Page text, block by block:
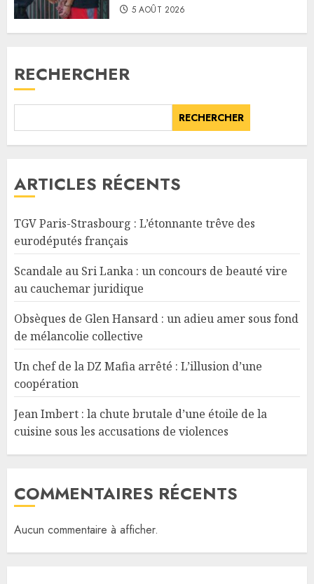
5 AOÛT 2026
RECHERCHER
RECHERCHER
ARTICLES RÉCENTS
TGV Paris-Strasbourg : L’étonnante trêve des
eurodéputés français
Scandale au Sri Lanka : un concours de beauté vire
au cauchemar juridique
Obsèques de Glen Hansard : un adieu amer sous fond
de mélancolie collective
Un chef de la DZ Mafia arrêté : L’illusion d’une
coopération
Jean Imbert : la chute brutale d’une étoile de la
cuisine sous les accusations de violences
COMMENTAIRES RÉCENTS
Aucun commentaire à afficher.